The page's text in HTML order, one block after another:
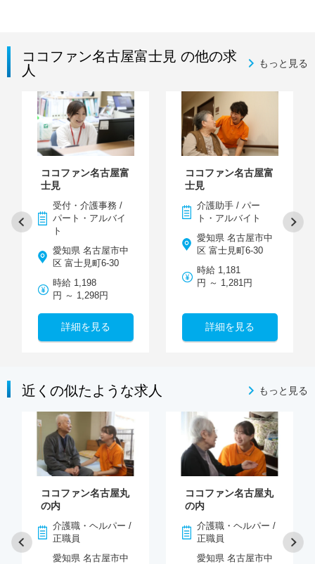
ココファン名古屋富士見 の他の求
人
もっと見る
ココファン名古屋富
士見
受付・介護事務 /
パート・アルバイ
ト
愛知県 名古屋市中
区 富士見町6-30
時給 1,198
円 ～ 1,298円
詳細を見る
ココファン名古屋富
士見
介護助手 / パー
ト・アルバイト
愛知県 名古屋市中
区 富士見町6-30
時給 1,181
円 ～ 1,281円
詳細を見る
近くの似たような求人 もっと見る
ココファン名古屋丸
の内
介護職・ヘルパー /
正職員
愛知県 名古屋市中
ココファン名古屋丸
の内
介護職・ヘルパー /
正職員
愛知県 名古屋市中